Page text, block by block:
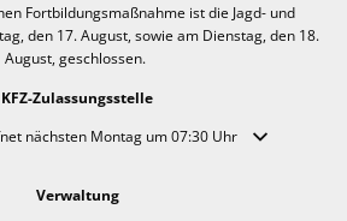
Fortbildungsmaßnahme ist die Jagd- und
den 17. August, sowie am Dienstag, den 18.
August, geschlossen.
KFZ-Zulassungsstelle
Öffnungs- oder Schließzeiten auszublenden
nächsten Montag um 07:30 Uhr
Verwaltung